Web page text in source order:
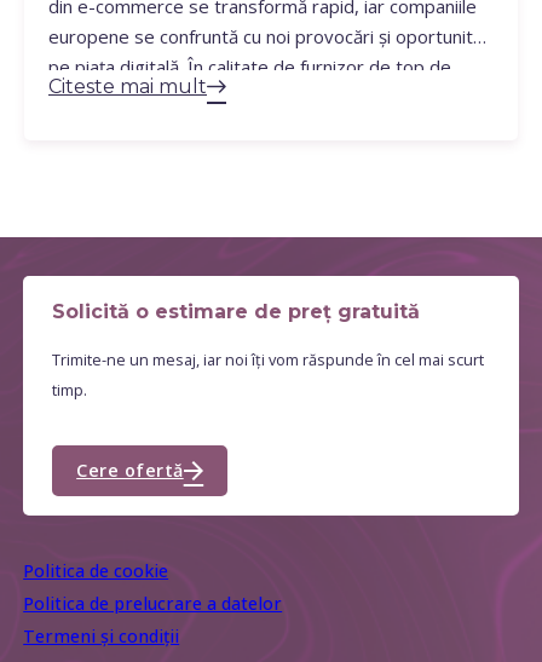
din e-commerce se transformă rapid, iar companiile
europene se confruntă cu noi provocări și oportunități
pe piața digitală. În calitate de furnizor de top de
servicii de fulfillment, ARLL Fulfill se află în prima linie
Citeste mai mult
Solicită o estimare de preț gratuită
Trimite-ne un mesaj, iar noi îți vom răspunde în cel mai scurt
timp.
Cere ofertă
Politica de cookie
Politica de prelucrare a datelor
Termeni și condiții